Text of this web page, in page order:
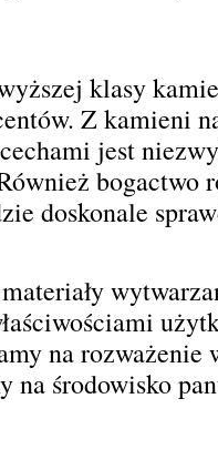
klasy
Z kamieni
jest
bogactwo
doskonale
na
na środowisko